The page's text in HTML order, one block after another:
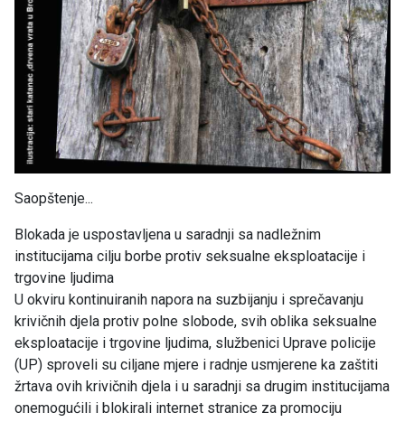
Saopštenje...
Blokada je uspostavljena u saradnji sa nadležnim
institucijama cilju borbe protiv seksualne eksploatacije i
trgovine ljudima
U okviru kontinuiranih napora na suzbijanju i sprečavanju
krivičnih djela protiv polne slobode, svih oblika seksualne
eksploatacije i trgovine ljudima, službenici Uprave policije
(UP) sproveli su ciljane mjere i radnje usmjerene ka zaštiti
žrtava ovih krivičnih djela i u saradnji sa drugim institucijama
onemogućili i blokirali internet stranice za promociju